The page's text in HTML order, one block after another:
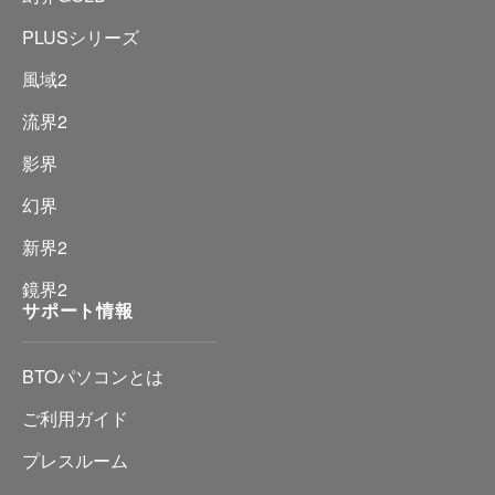
PLUSシリーズ
風域2
流界2
影界
幻界
新界2
鏡界2
サポート情報
BTOパソコンとは
ご利用ガイド
プレスルーム